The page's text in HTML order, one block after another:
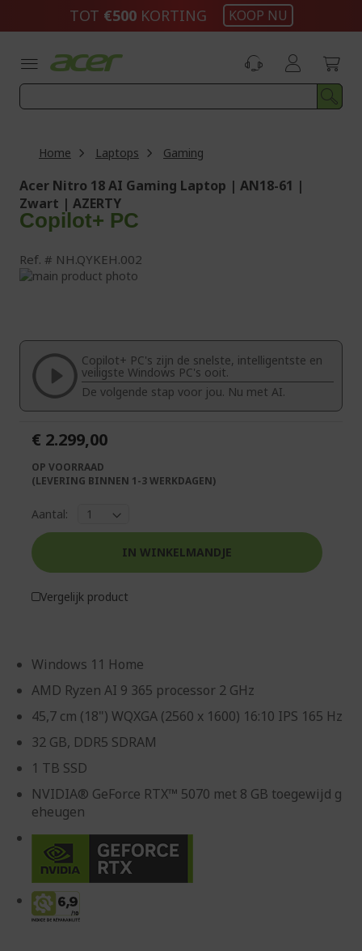
inhoud
TOT €500​KORTING KOOP NU
Home Laptops Gaming
Acer Nitro 18 AI Gaming Laptop | AN18-61 |
Zwart | AZERTY
Copilot+ PC
Ref. NH.QYKEH.002
Ga
van
afbeeldingen-
gallerij
begin
afbeeldingen-
gallerij
Copilot+ PC's zijn de snelste, intelligentste en
veiligste Windows PC's ooit.
De volgende stap voor jou. Nu met AI.
Windows 11 Home
AMD Ryzen AI 9 365 processor 2 GHz
45,7 cm (18") WQXGA (2560 x 1600) 16:10 IPS 165 Hz
32 GB, DDR5 SDRAM
1 TB SSD
NVIDIA® GeForce RTX™ 5070 met 8 GB toegewijd g
eheugen
€ 2.299,00
OP VOORRAAD
(LEVERING BINNEN 1-3 WERKDAGEN)
Aantal:
IN WINKELMANDJE
Vergelijk product